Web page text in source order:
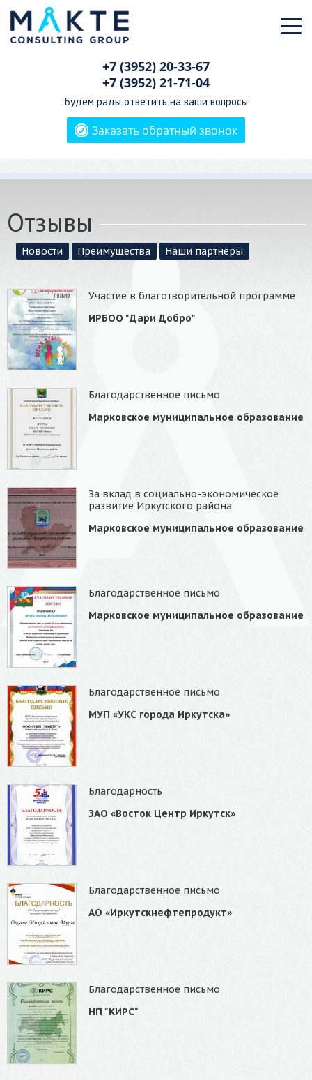
+7 (3952) 20-33-67
+7 (3952) 21-71-04
Будем рады ответить на ваши вопросы
Заказать обратный звонок
Отзывы
Новости Преимущества Наши партнеры
Участие в благотворительной программе
ИРБОО "Дари Добро"
Благодарственное письмо
Марковское муниципальное образование
За вклад в социально-экономическое
развитие Иркутского района
Марковское муниципальное образование
Благодарственное письмо
Марковское муниципальное образование
Благодарственное письмо
МУП «УКС города Иркутска»
Благодарность
ЗАО «Восток Центр Иркутск»
Благодарственное письмо
АО «Иркутскнефтепродукт»
Благодарственное письмо
НП "КИРС"